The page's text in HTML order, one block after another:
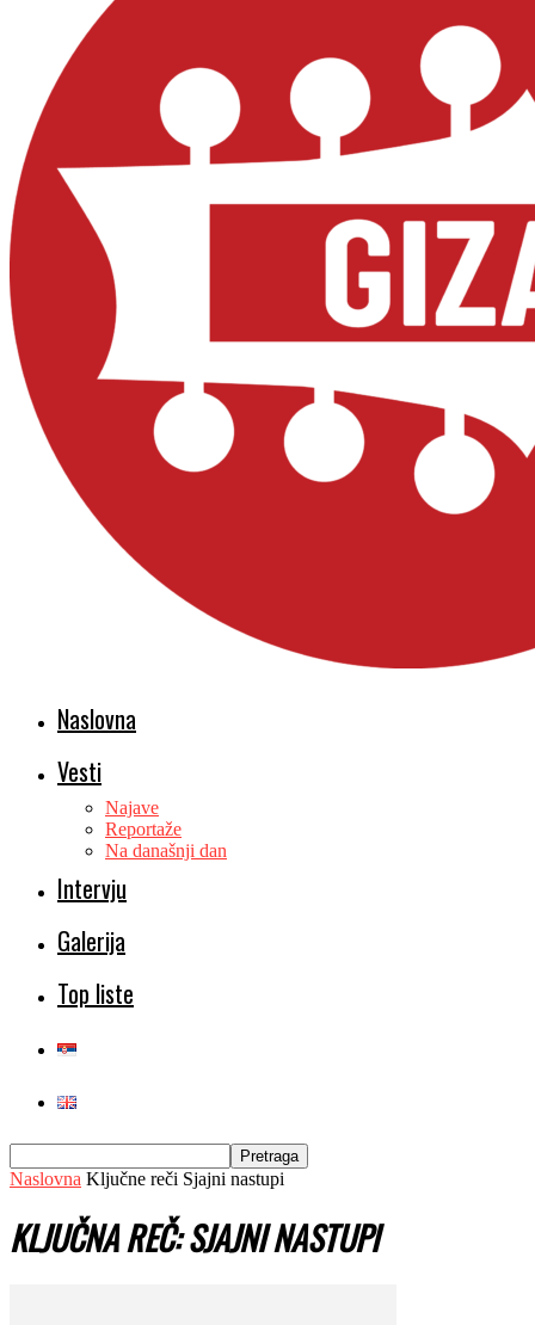
Naslovna
Vesti
Najave
Reportaže
Na današnji dan
Intervju
Galerija
Top liste
Naslovna Ključne reči Sjajni nastupi
KLJUČNA REČ: SJAJNI NASTUPI